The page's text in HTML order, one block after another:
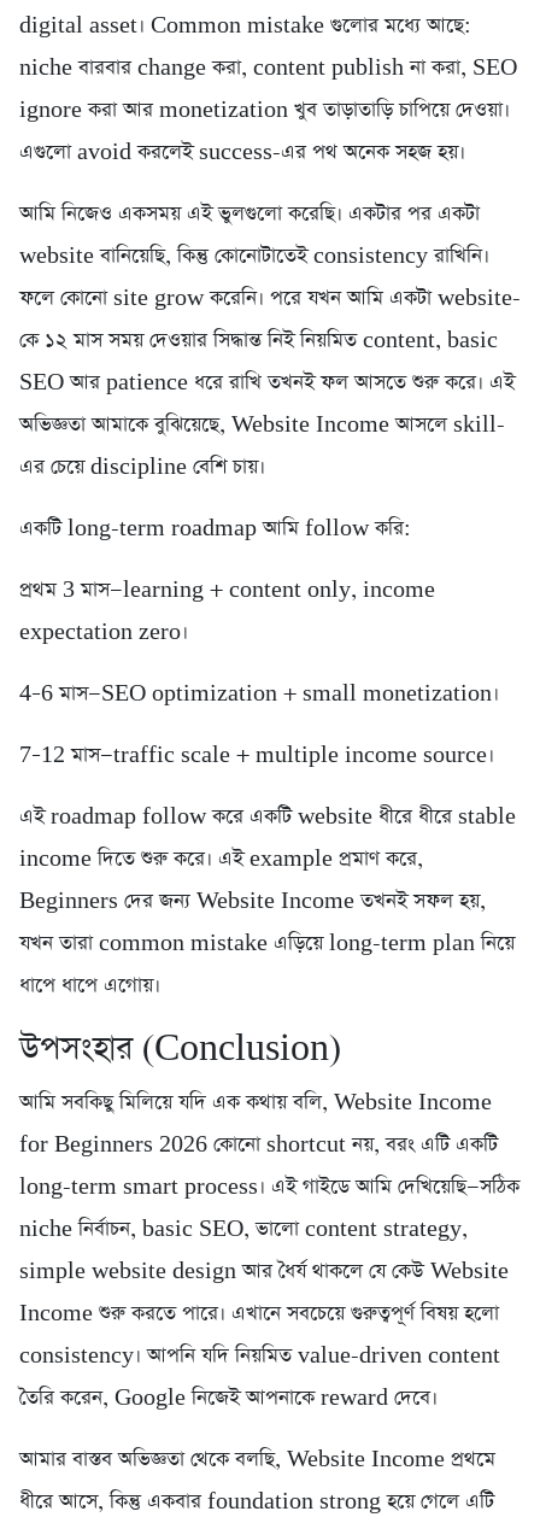
digital asset। Common mistake গুলোর মধ্যে আছে:
niche বারবার change করা, content publish না করা, SEO
ignore করা আর monetization খুব তাড়াতাড়ি চাপিয়ে দেওয়া।
এগুলো avoid করলেই success-এর পথ অনেক সহজ হয়।
আমি নিজেও একসময় এই ভুলগুলো করেছি। একটার পর একটা
website বানিয়েছি, কিন্তু কোনোটাতেই consistency রাখিনি।
ফলে কোনো site grow করেনি। পরে যখন আমি একটা website-
কে ১২ মাস সময় দেওয়ার সিদ্ধান্ত নিই নিয়মিত content, basic
SEO আর patience ধরে রাখি তখনই ফল আসতে শুরু করে। এই
অভিজ্ঞতা আমাকে বুঝিয়েছে, Website Income আসলে skill-
এর চেয়ে discipline বেশি চায়।
একটি long-term roadmap আমি follow করি:
প্রথম 3 মাস—learning + content only, income
expectation zero।
4–6 মাস—SEO optimization + small monetization।
7–12 মাস—traffic scale + multiple income source।
এই roadmap follow করে একটি website ধীরে ধীরে stable
income দিতে শুরু করে। এই example প্রমাণ করে,
Beginners দের জন্য Website Income তখনই সফল হয়,
যখন তারা common mistake এড়িয়ে long-term plan নিয়ে
ধাপে ধাপে এগোয়।
উপসংহার (Conclusion)
আমি সবকিছু মিলিয়ে যদি এক কথায় বলি, Website Income
for Beginners 2026 কোনো shortcut নয়, বরং এটি একটি
long-term smart process। এই গাইডে আমি দেখিয়েছি—সঠিক
niche নির্বাচন, basic SEO, ভালো content strategy,
simple website design আর ধৈর্য থাকলে যে কেউ Website
Income শুরু করতে পারে। এখানে সবচেয়ে গুরুত্বপূর্ণ বিষয় হলো
consistency। আপনি যদি নিয়মিত value-driven content
তৈরি করেন, Google নিজেই আপনাকে reward দেবে।
আমার বাস্তব অভিজ্ঞতা থেকে বলছি, Website Income প্রথমে
ধীরে আসে, কিন্তু একবার foundation strong হয়ে গেলে এটি